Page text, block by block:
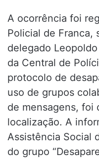
A ocorrência foi
Policial de Franca,
delegado
da Central de
protocolo de
uso de grupos
de mensagens, foi
localização. A
Assistência Social
do grupo